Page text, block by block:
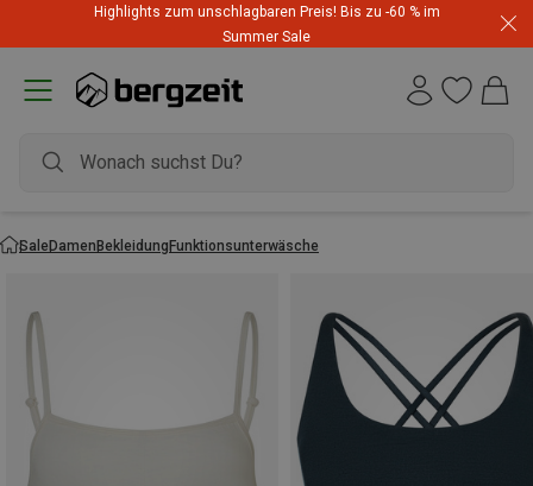
Highlights zum unschlagbaren Preis! Bis zu -60 % im
Summer Sale
SaleDamenBekleidungFunktionsunterwäsche